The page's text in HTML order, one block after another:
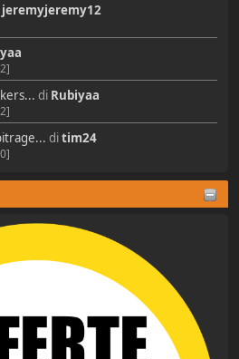
jeremyjeremy12
di Rubiyaa
ditim24